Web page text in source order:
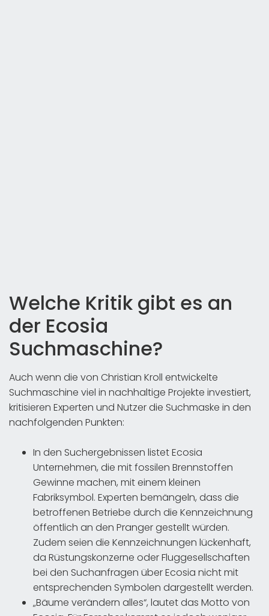
Welche Kritik gibt es an
der Ecosia
Suchmaschine?
Auch wenn die von Christian Kroll entwickelte
Suchmaschine viel in nachhaltige Projekte investiert,
kritisieren Experten und Nutzer die Suchmaske in den
nachfolgenden Punkten:
In den Suchergebnissen listet Ecosia
Unternehmen, die mit fossilen Brennstoffen
Gewinne machen, mit einem kleinen
Fabriksymbol. Experten bemängeln, dass die
betroffenen Betriebe durch die Kennzeichnung
öffentlich an den Pranger gestellt würden.
Zudem seien die Kennzeichnungen lückenhaft,
da Rüstungskonzerne oder Fluggesellschaften
bei den Suchanfragen über Ecosia nicht mit
entsprechenden Symbolen dargestellt werden.
„Bäume verändern alles“, lautet das Motto von